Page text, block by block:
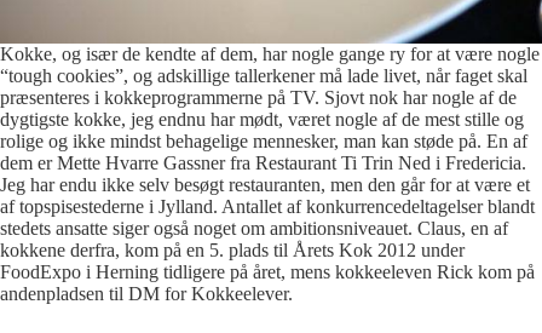
Kokke, og især de kendte af dem, har nogle gange ry for at være nogle
“tough cookies”, og adskillige tallerkener må lade livet, når faget skal
præsenteres i kokkeprogrammerne på TV. Sjovt nok har nogle af de
dygtigste kokke, jeg endnu har mødt, været nogle af de mest stille og
rolige og ikke mindst behagelige mennesker, man kan støde på. En af
dem er Mette Hvarre Gassner fra Restaurant Ti Trin Ned i Fredericia.
Jeg har endu ikke selv besøgt restauranten, men den går for at være et
af topspisestederne i Jylland. Antallet af konkurrencedeltagelser blandt
stedets ansatte siger også noget om ambitionsniveauet. Claus, en af
kokkene derfra, kom på en 5. plads til Årets Kok 2012 under
FoodExpo i Herning tidligere på året, mens kokkeeleven Rick kom på
andenpladsen til DM for Kokkeelever.